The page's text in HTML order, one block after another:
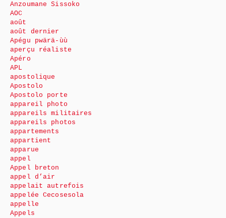
Anzoumane Sissoko
AOC
août
août dernier
Apégu pwärä-ùù
aperçu réaliste
Apéro
APL
apostolique
Apostolo
Apostolo porte
appareil photo
appareils militaires
appareils photos
appartements
appartient
apparue
appel
Appel breton
appel d’air
appelait autrefois
appelée Cecosesola
appelle
Appels